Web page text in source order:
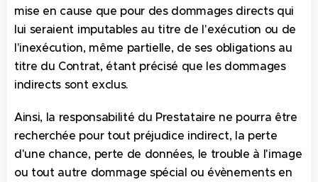
mise en cause que pour des dommages directs qui
lui seraient imputables au titre de l'exécution ou de
l'inexécution, même partielle, de ses obligations au
titre du Contrat, étant précisé que les dommages
indirects sont exclus.
Ainsi, la responsabilité du Prestataire ne pourra être
recherchée pour tout préjudice indirect, la perte
d'une chance, perte de données, le trouble à l'image
ou tout autre dommage spécial ou évènements en